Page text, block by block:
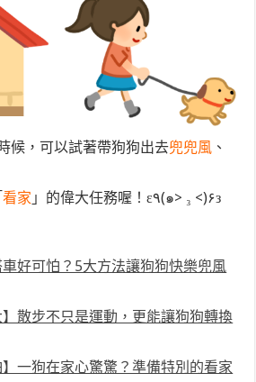
候，可以試著帶狗狗出去兜兜風 、
看家
」的偉大任務喔！ε٩(๑> ₃ <)۶з
車好可怕？5大方法讓狗狗快樂兜風
】散步不只是運動，更能讓狗狗轉換
】一狗在家心驚驚？準備特別的看家